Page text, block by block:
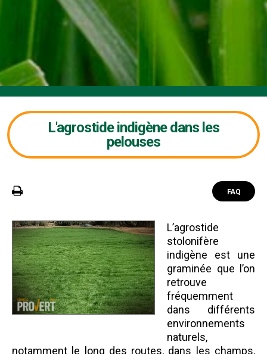
L'agrostide indigène dans les
pelouses
FAQ
L’agrostide
stolonifère
indigène est une
graminée que l’on
retrouve
fréquemment
dans différents
environnements
naturels,
notamment le long des routes, dans les champs,